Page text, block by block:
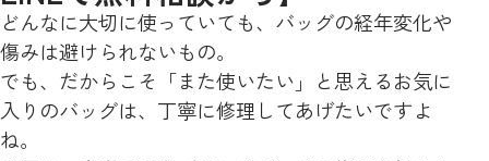
どんなに大切に使っていても、バッグの経年変化や
傷みは避けられないもの。
でも、だからこそ「また使いたい」と思えるお気に
入りのバッグは、丁寧に修理してあげたいですよ
ね。